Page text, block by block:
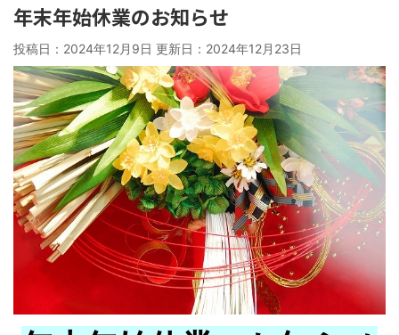
年末年始休業のお知らせ
投稿日：2024年12月9日 更新日： 2024年12月23日